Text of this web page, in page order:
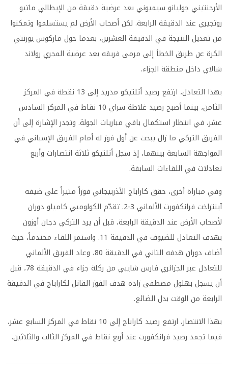
الأرجنتيني جوليانو سيميوني بعد عرضية دقيقة من الإيطالي ماتيو
روتجيري عند الدقيقة الرابعة. لكن أصحاب الأرض لم يستسلموا وتمكنوا
من تعديل النتيجة في الدقيقة العشرين، بعدما حول ماركوس يورنتي
الكرة عن طريق الخطأ إلى مرمى فريقه بعد عرضية المجري رولاند
شالاي داخل منطقة الجزاء.
بهذا التعادل، ارتفع رصيد أتلتيكو مدريد إلى 13 نقطة في المركز
الثامن، بينما أصبح رصيد غلاطة سراي 10 نقاط في المركز السادس
عشر، في انتظار استكمال باقي مباريات الجولة. وتجدر الإشارة إلى أن
الفريق التركي ما زال يبحث عن أول فوز له أمام الفريق الإسباني في
المواجهة السابعة بينهما، إذ سجل أتلتيكو ثلاثة انتصارات وأربع
تعادلات في اللقاءات السابقة.
وفي مباراة أخرى، حقق كاراباج الأذربيجاني فوزاً مثيراً على ضيفه
آينتراخت فرانكفورت الألماني 3-2. تقدّم الكولومبي كاميلو دوران
لأصحاب الأرض عند الدقيقة الرابعة، قبل أن يرد التركي دجان أوزون
بهدف التعادل للضيوف في الدقيقة 11. واستمر اللقاء محتدماً، حيث
أضاف دوران هدفه الثاني في الدقيقة 80، وعاد الفريق الألماني
للتعادل عبر الجزائري فارس شايبي من ركلة جزاء في الدقيقة 78، قبل
أن يسجل بهلول مصطفى زاده هدف الفوز القاتل لكاراباج في الدقيقة
الرابعة من الوقت بدل الضائع.
بهذا الانتصار، ارتفع رصيد كاراباج إلى 10 نقاط في المركز السابع عشر،
فيما تجمد رصيد فرانكفورت عند أربع نقاط في المركز الثالث والثلاثين.